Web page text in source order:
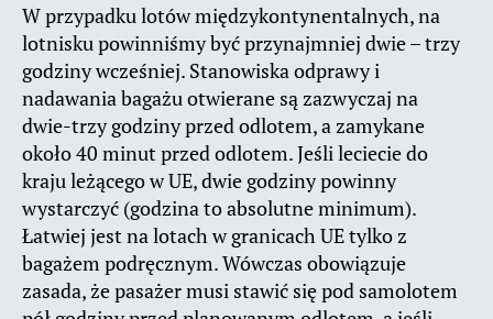
W przypadku lotów międzykontynentalnych, na
lotnisku powinniśmy być przynajmniej dwie – trzy
godziny wcześniej. Stanowiska odprawy i
nadawania bagażu otwierane są zazwyczaj na
dwie-trzy godziny przed odlotem, a zamykane
około 40 minut przed odlotem. Jeśli leciecie do
kraju leżącego w UE, dwie godziny powinny
wystarczyć (godzina to absolutne minimum).
Łatwiej jest na lotach w granicach UE tylko z
bagażem podręcznym. Wówczas obowiązuje
zasada, że pasażer musi stawić się pod samolotem